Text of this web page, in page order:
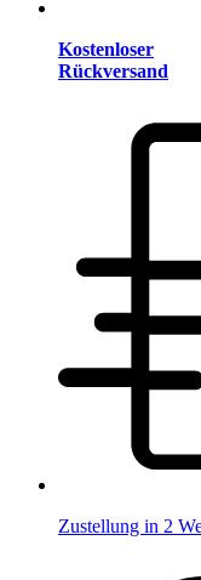
Kostenloser
Rückversand
Zustellung in 2